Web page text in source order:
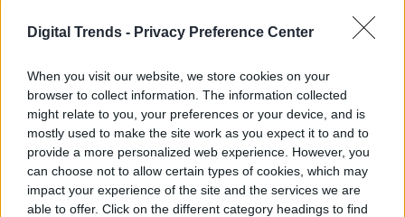
Digital Trends - Privacy Preference Center
When you visit our website, we store cookies on your
browser to collect information. The information collected
might relate to you, your preferences or your device, and is
mostly used to make the site work as you expect it to and to
provide a more personalized web experience. However, you
can choose not to allow certain types of cookies, which may
impact your experience of the site and the services we are
able to offer. Click on the different category headings to find
Los teléfonos comparten los mismos
números de resolución de pantalla (2,400 x
1,920 píxeles) y admiten una frecuencia de